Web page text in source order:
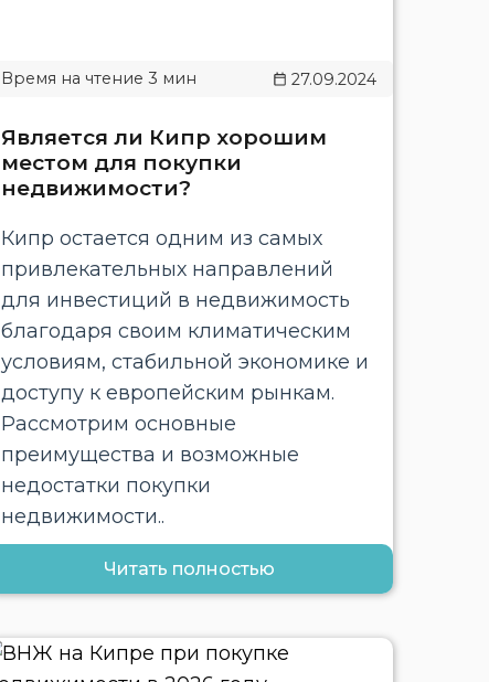
27.09.2024
Является ли Кипр хорошим
местом для покупки
недвижимости?
Кипр остается одним из самых
привлекательных направлений
для инвестиций в недвижимость
благодаря своим климатическим
условиям, стабильной экономике и
доступу к европейским рынкам.
Рассмотрим основные
преимущества и возможные
недостатки покупки
недвижимости..
Читать полностью